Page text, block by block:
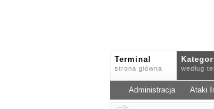
Terminal
strona główna według
Administracja Ataki